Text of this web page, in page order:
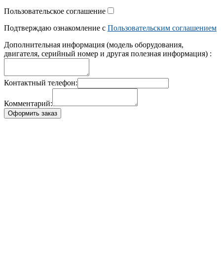
Пользовательское соглашение
Подтверждаю ознакомление с Пользовательским соглашением
Дополнительная информация (модель оборудования,
двигателя, серийный номер и другая полезная информация) :
Контактный телефон:
Комментарий:
Оформить заказ